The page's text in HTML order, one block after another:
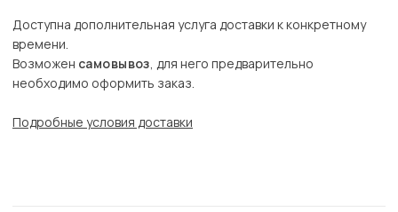
Доступна дополнительная услуга доставки к конкретному
времени.
Возможен самовывоз, для него предварительно
необходимо оформить заказ.
Подробные условия доставки